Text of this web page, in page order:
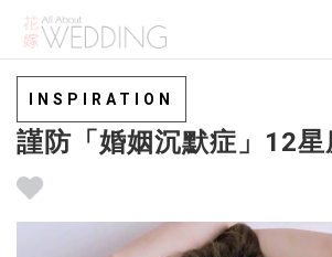
INSPIRATION
謹防「婚姻沉默症」12星